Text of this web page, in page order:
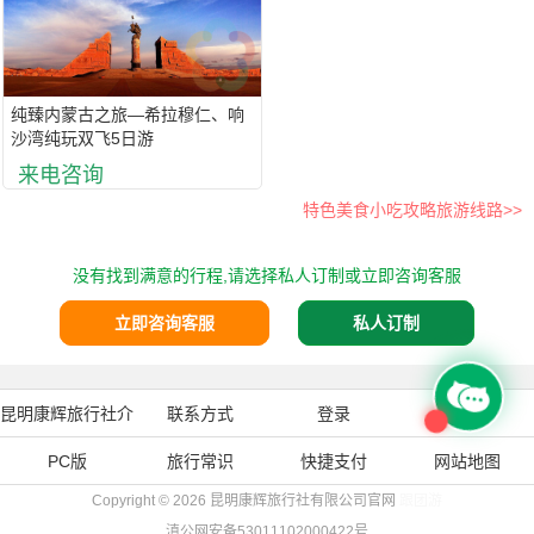
纯臻内蒙古之旅—希拉穆仁、响
沙湾纯玩双飞5日游
来电咨询
特色美食小吃攻略旅游线路>>
没有找到满意的行程,请选择私人订制或立即咨询客服
立即咨询客服 私人订制
昆明康辉旅行社介
绍
联系方式 登录 注册
PC版 旅行常识 快捷支付 网站地图
Copyright © 2026 昆明康辉旅行社有限公司官网